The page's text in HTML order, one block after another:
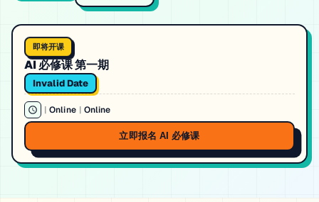
即将开课
AI 必修课 第一期
Invalid Date
| Online | Online
立即报名 AI 必修课